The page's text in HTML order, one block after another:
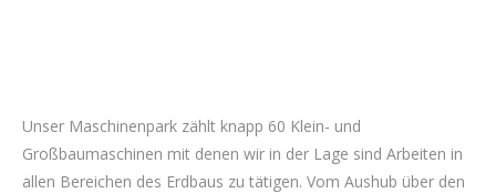
Unser Maschinenpark zählt knapp 60 Klein- und
Großbaumaschinen mit denen wir in der Lage sind Arbeiten in
allen Bereichen des Erdbaus zu tätigen. Vom Aushub über den